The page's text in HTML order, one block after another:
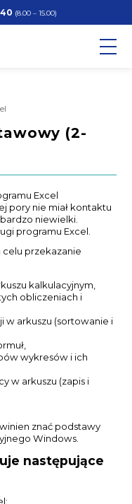
(8.00 – 15.00)
(2-
Excel
pory nie miał kontaktu
niewielki.
programu Excel.
celu przekazanie
kalkulacyjnym,
obliczeniach i
w arkuszu (sortowanie i
wykresów i ich
w arkuszu (zapis i
znać podstawy
Windows.
następujące